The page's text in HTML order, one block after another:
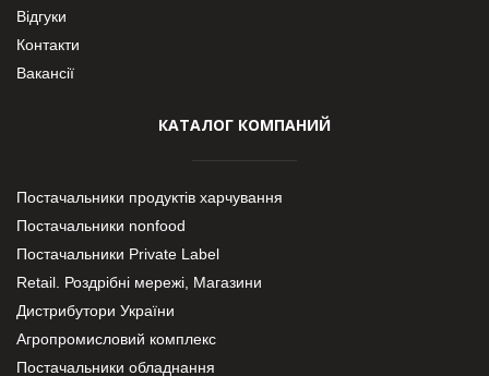
Відгуки
Контакти
Вакансії
КАТАЛОГ КОМПАНИЙ
Постачальники продуктів харчування
Постачальники nonfood
Постачальники Private Label
Retail. Роздрібні мережі, Магазини
Дистрибутори України
Агропромисловий комплекс
Постачальники обладнання